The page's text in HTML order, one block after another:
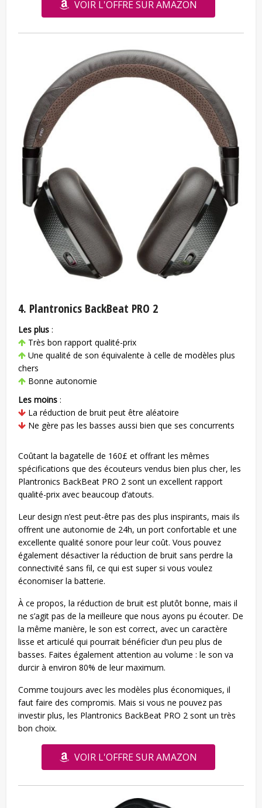
VOIR L'OFFRE SUR AMAZON
4. Plantronics BackBeat PRO 2
Les plus :
Très bon rapport qualité-prix
Une qualité de son équivalente à celle de modèles plus
chers
Bonne autonomie
Les moins :
La réduction de bruit peut être aléatoire
Ne gère pas les basses aussi bien que ses concurrents
Coûtant la bagatelle de 160£ et offrant les mêmes
spécifications que des écouteurs vendus bien plus cher, les
Plantronics BackBeat PRO 2 sont un excellent rapport
qualité-prix avec beaucoup d’atouts.
Leur design n’est peut-être pas des plus inspirants, mais ils
offrent une autonomie de 24h, un port confortable et une
excellente qualité sonore pour leur coût. Vous pouvez
également désactiver la réduction de bruit sans perdre la
connectivité sans fil, ce qui est super si vous voulez
économiser la batterie.
À ce propos, la réduction de bruit est plutôt bonne, mais il
ne s’agit pas de la meilleure que nous ayons pu écouter. De
la même manière, le son est correct, avec un caractère
lisse et articulé qui pourrait bénéficier d’un peu plus de
basses. Faites également attention au volume : le son va
durcir à environ 80% de leur maximum.
Comme toujours avec les modèles plus économiques, il
faut faire des compromis. Mais si vous ne pouvez pas
investir plus, les Plantronics BackBeat PRO 2 sont un très
bon choix.
VOIR L'OFFRE SUR AMAZON